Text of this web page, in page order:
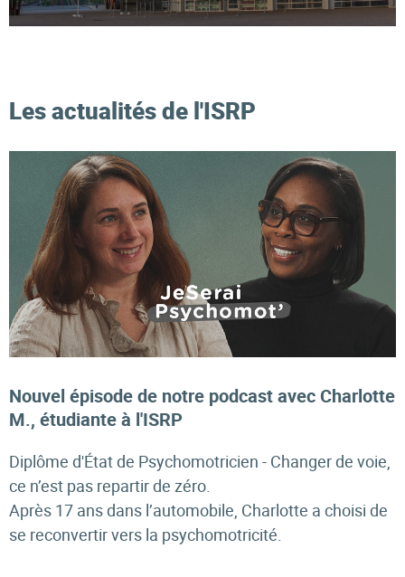
Les actualités de l'ISRP
Nouvel épisode de notre podcast avec Charlotte
M., étudiante à l'ISRP
Diplôme d'État de Psychomotricien - Changer de voie,
ce n’est pas repartir de zéro.
Après 17 ans dans l’automobile, Charlotte a choisi de
se reconvertir vers la psychomotricité.